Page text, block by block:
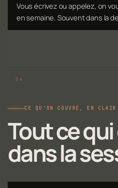
Vous écrivez ou appelez, on
en semaine. Souvent dans la
CE QU'ON COUVRE, EN CLAIR
Tout ce
dans la